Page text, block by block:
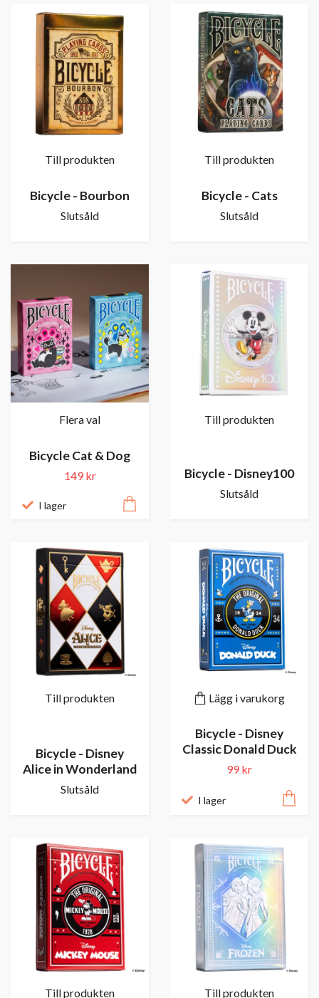
Till produkten
Bicycle - Bourbon
Slutsåld
Till produkten
Bicycle - Cats
Slutsåld
Flera val
Bicycle Cat & Dog
149 kr
I lager
Till produkten
Bicycle - Disney100
Slutsåld
Till produkten
Bicycle - Disney
Alice in Wonderland
Slutsåld
Lägg i varukorg
Bicycle - Disney
Classic Donald Duck
99 kr
I lager
Till produkten Till produkten